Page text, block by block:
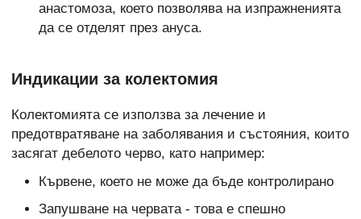
анастомоза, което позволява на изпражненията
да се отделят през ануса.
Индикации за колектомия
Колектомията се използва за лечение и
предотвратяване на заболявания и състояния, които
засягат дебелото черво, като например:
Кървене, което не може да бъде контролирано
Запушване на червата - това е спешно